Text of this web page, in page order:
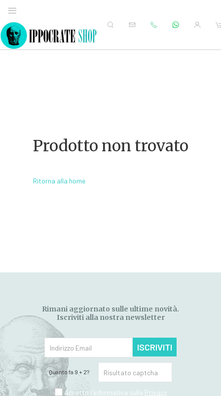
Prodotto non trovato
Ritorna alla home
Rimani aggiornato sulle ultime novità.
Iscriviti alla nostra newsletter
ISCRIVITI
Quanto fa 9 + 2?
Accetto l'informativa sulla Privacy